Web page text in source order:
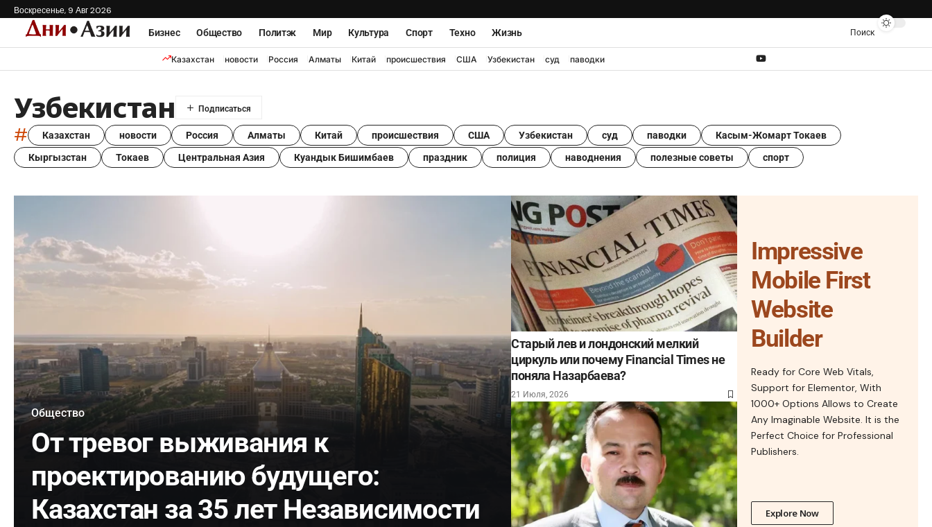
Воскресенье, 9 Авг 2026
Бизнес
Общество Политэк Мир Культура Спорт Техно Жизнь Поиск
Казахстан новости Россия Алматы Китай происшествия США Узбекистан суд паводки
Узбекистан
# Казахстан новости Россия Алматы Китай происшествия США Узбекистан суд паводки Касым-Жомарт Токаев
Кыргызстан Токаев Центральная Азия Куандык Бишимбаев праздник полиция наводнения полезные советы спорт
Общество
От тревог выживания к
проектированию будущего:
Казахстан за 35 лет Независимости
Старый лев и лондонский мелкий
циркуль или почему Financial Times не
поняла Назарбаева?
21 Июля, 2026
Impressive
Mobile First
Website
Builder
Ready for Core Web Vitals,
Support for Elementor, With
1000+ Options Allows to Create
Any Imaginable Website. It is the
Perfect Choice for Professional
Publishers.
Explore Now